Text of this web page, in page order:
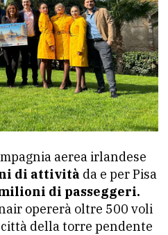
aerea irlandese
di attività da e per Pisa
di passeggeri.
opererà oltre 500 voli
della torre pendente